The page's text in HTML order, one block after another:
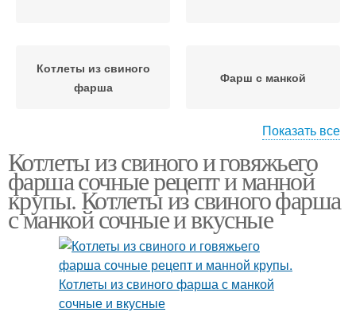
Котлеты из свиного
фарша
Фарш с манкой
Котлеты из фарша Фарш в духовке
Фарш с сыром
Показать все
Котлеты из свиного и говяжьего
фарша сочные рецепт и манной
крупы. Котлеты из свиного фарша
с манкой сочные и вкусные